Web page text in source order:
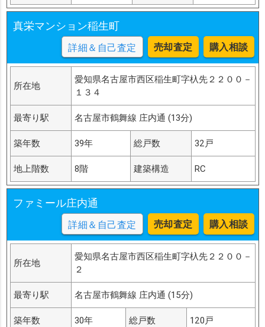
真栄マンション稲生町
詳細＆自己査定 売却査定 購入相談
所在地
愛知県名古屋市西区稲生町字杁先２２００－
１３４
最寄り駅 名古屋市鶴舞線 庄内通 (13分)
築年数 39年 総戸数 32戸
地上階数 8階 建築構造 RC
ファミール庄内通
詳細＆自己査定 売却査定 購入相談
所在地
愛知県名古屋市西区稲生町字杁先２２００－
２
最寄り駅 名古屋市鶴舞線 庄内通 (15分)
築年数 30年 総戸数 120戸